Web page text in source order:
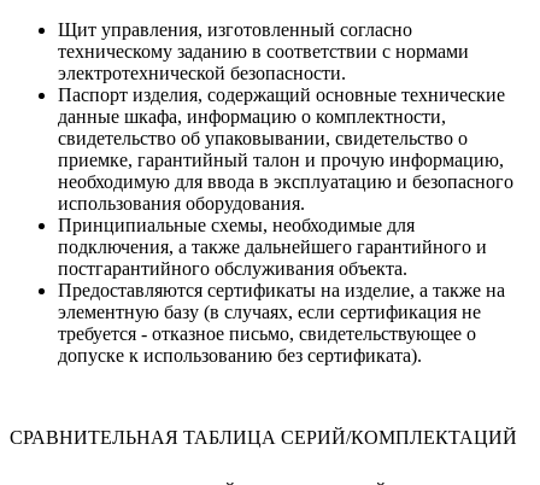
Щит управления, изготовленный согласно
техническому заданию в соответствии с нормами
электротехнической безопасности.
Паспорт изделия, содержащий основные технические
данные шкафа, информацию о комплектности,
свидетельство об упаковывании, свидетельство о
приемке, гарантийный талон и прочую информацию,
необходимую для ввода в эксплуатацию и безопасного
использования оборудования.
Принципиальные схемы, необходимые для
подключения, а также дальнейшего гарантийного и
постгарантийного обслуживания объекта.
Предоставляются сертификаты на изделие, а также на
элементную базу (в случаях, если сертификация не
требуется - отказное письмо, свидетельствующее о
допуске к использованию без сертификата).
СРАВНИТЕЛЬНАЯ ТАБЛИЦА СЕРИЙ/КОМПЛЕКТАЦИЙ